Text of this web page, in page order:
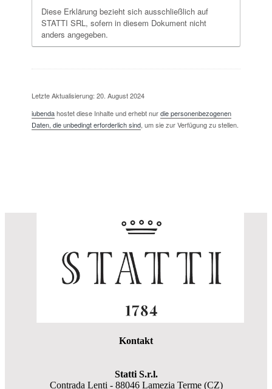
Diese Erklärung bezieht sich ausschließlich auf
STATTI SRL, sofern in diesem Dokument nicht
anders angegeben.
Letzte Aktualisierung: 20. August 2024
iubendahostet diese Inhalte und erhebt nurdie personenbezogenen
Daten, die unbedingt erforderlich sind, um sie zur Verfügung zu stellen.
Kontakt
Statti S.r.l.
Contrada Lenti - 88046 Lamezia Terme (CZ)